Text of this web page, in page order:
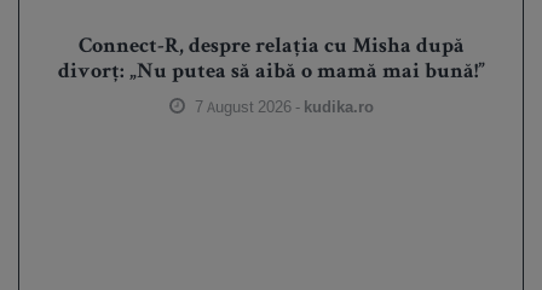
Connect-R, despre relația cu Misha după
divorț: „Nu putea să aibă o mamă mai bună!”
7 August 2026 - kudika.ro